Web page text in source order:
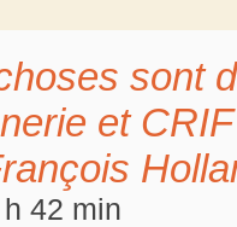
sont
et
42 min